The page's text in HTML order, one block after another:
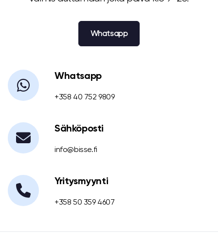
Whatsapp
Whatsapp
+358 40 752 9809
Sähköposti
info@bisse.fi
Yritysmyynti
+358 50 359 4607